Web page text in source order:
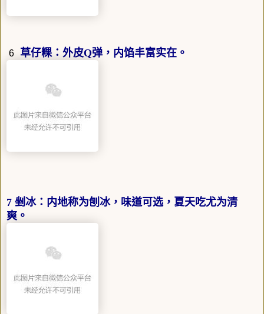
6 草仔粿：外皮Q弹，内馅丰富实在。
7 剉冰：内地称为刨冰，味道可选，夏天吃尤为清
爽。